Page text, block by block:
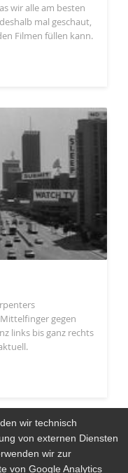
wir alle am besten
mal geschaut,
Filmen füllen kann.
gegen
links bis ganz rechts
wir technisch
von externen Diensten
wir zur
von Google Analytics